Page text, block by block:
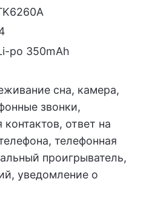
po 350mAh
сна, камера,
звонки,
ответ на
телефонная
проигрыватель,
уведомление о